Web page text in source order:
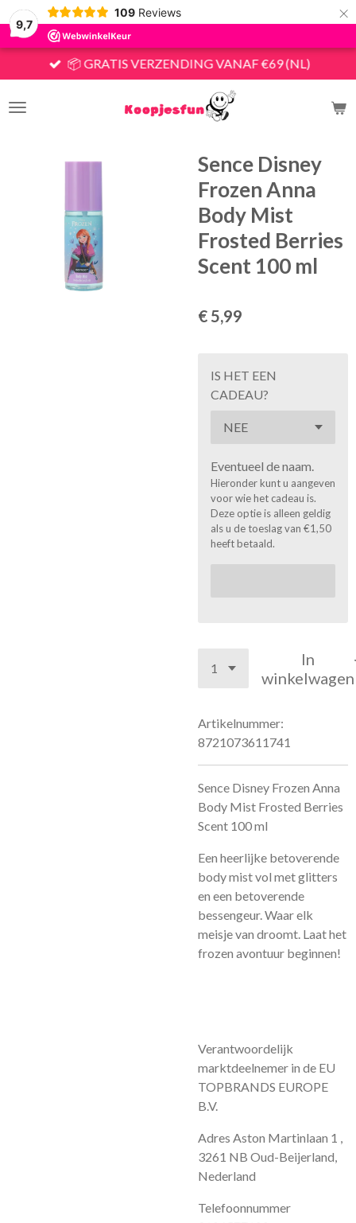
9,7
109 Reviews ×
📦 GRATIS VERZENDING VANAF €69 (NL)
Sence Disney
Frozen Anna
Body Mist
Frosted Berries
Scent 100 ml
€ 5,99
IS HET EEN
CADEAU?
Eventueel de naam.
Hieronder kunt u aangeven
voor wie het cadeau is.
Deze optie is alleen geldig
als u de toeslag van €1,50
heeft betaald.
In
winkelwagen
Artikelnummer:
8721073611741
Sence Disney Frozen Anna
Body Mist Frosted Berries
Scent 100 ml
Een heerlijke betoverende
body mist vol met glitters
en een betoverende
bessengeur. Waar elk
meisje van droomt. Laat het
frozen avontuur beginnen!
Verantwoordelijk
marktdeelnemer in de EU
TOPBRANDS EUROPE
B.V.
Adres Aston Martinlaan 1 ,
3261 NB Oud-Beijerland,
Nederland
Telefoonnummer